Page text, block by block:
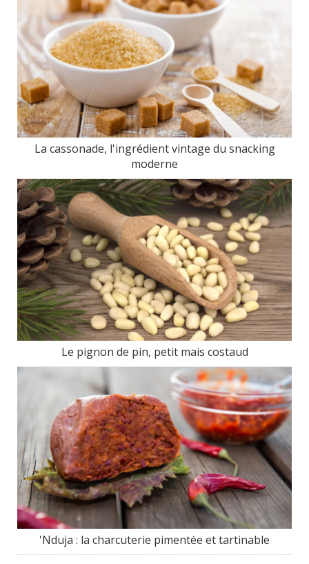
La cassonade, l'ingrédient vintage du snacking
moderne
Le pignon de pin, petit mais costaud
'Nduja : la charcuterie pimentée et tartinable